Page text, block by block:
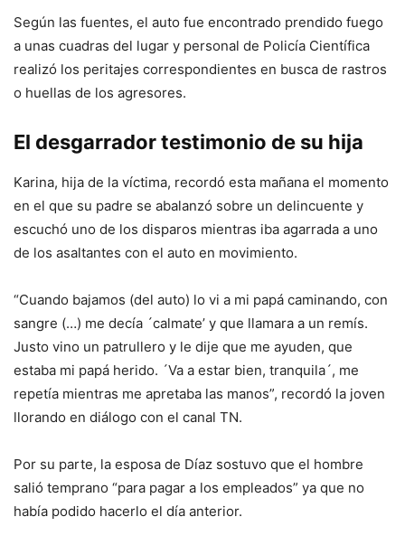
Según las fuentes, el auto fue encontrado prendido fuego
a unas cuadras del lugar y personal de Policía Científica
realizó los peritajes correspondientes en busca de rastros
o huellas de los agresores.
El desgarrador testimonio de su hija
Karina, hija de la víctima, recordó esta mañana el momento
en el que su padre se abalanzó sobre un delincuente y
escuchó uno de los disparos mientras iba agarrada a uno
de los asaltantes con el auto en movimiento.
“Cuando bajamos (del auto) lo vi a mi papá caminando, con
sangre (…) me decía ´calmate’ y que llamara a un remís.
Justo vino un patrullero y le dije que me ayuden, que
estaba mi papá herido. ´Va a estar bien, tranquila´, me
repetía mientras me apretaba las manos”, recordó la joven
llorando en diálogo con el canal TN.
Por su parte, la esposa de Díaz sostuvo que el hombre
salió temprano “para pagar a los empleados” ya que no
había podido hacerlo el día anterior.